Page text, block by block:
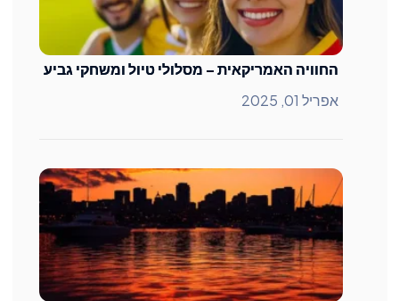
החוויה האמריקאית – מסלולי טיול ומשחקי גביע
אפריל 01, 2025